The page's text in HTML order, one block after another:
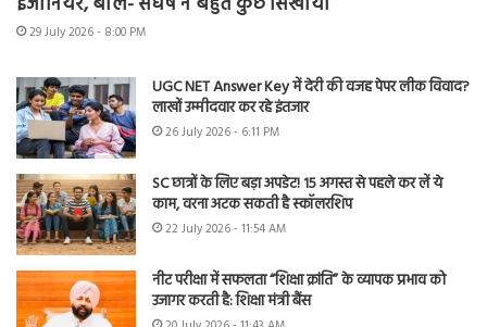
29 July 2026 - 8:00 PM
UGC NET Answer Key में देरी की वजह पेपर लीक विवाद?
लाखों उम्मीदवार कर रहे इंतजार
26 July 2026 - 6:11 PM
SC छात्रों के लिए बड़ा अपडेट! 15 अगस्त से पहले कर लें ये
काम, वरना अटक सकती है स्कॉलरशिप
22 July 2026 - 11:54 AM
नीट परीक्षा में सफलता “शिक्षा क्रांति” के व्यापक प्रभाव को
उजागर करती है: शिक्षा मंत्री बैंस